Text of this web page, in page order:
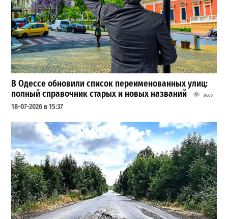
В Одессе обновили список переименованных улиц:
полный справочник старых и новых названий
8605
18-07-2026 в 15:37